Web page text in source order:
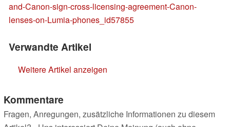
and-Canon-sign-cross-licensing-agreement-Canon-
lenses-on-Lumia-phones_id57855
Verwandte Artikel
Weitere Artikel anzeigen
Kommentare
Fragen, Anregungen, zusätzliche Informationen zu diesem